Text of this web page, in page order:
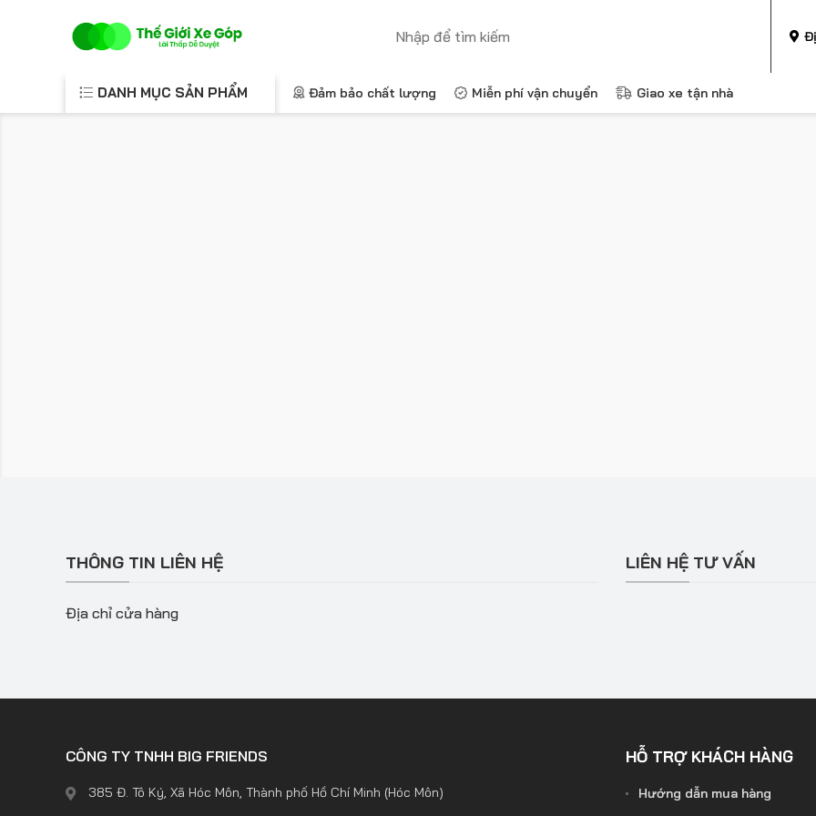
DANH MỤC SẢN PHẨM Đảm bảo chất lượng Miễn phí vận chuyển Giao xe tận nhà
THÔNG TIN LIÊN HỆ
Địa chỉ cửa hàng
LIÊN HỆ TƯ VẤN
CÔNG TY TNHH BIG FRIENDS
385 Đ. Tô Ký, Xã Hóc Môn, Thành phố Hồ Chí Minh (Hóc Môn)
HỖ TRỢ KHÁCH HÀNG
Hướng dẫn mua hàng